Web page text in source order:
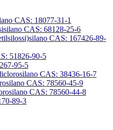
CAS: 18077-31-1
CAS: 68128-25-6
CAS: 167426-89-
51826-90-5
95-5
CAS: 38436-16-7
CAS: 78560-45-9
CAS: 78560-44-8
89-3